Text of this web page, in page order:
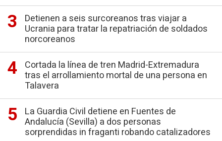
Detienen a seis surcoreanos tras viajar a
Ucrania para tratar la repatriación de soldados
norcoreanos
Cortada la línea de tren Madrid-Extremadura
tras el arrollamiento mortal de una persona en
Talavera
La Guardia Civil detiene en Fuentes de
Andalucía (Sevilla) a dos personas
sorprendidas in fraganti robando catalizadores